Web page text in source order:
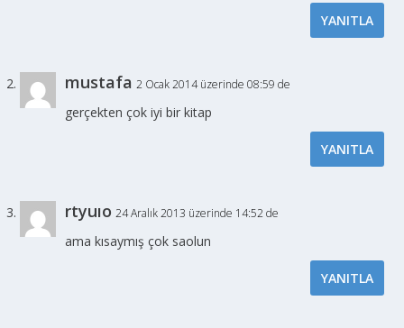
YANITLA
mustafa 2 Ocak 2014 üzerinde 08:59 de
gerçekten çok iyi bir kitap
YANITLA
rtyuıo 24 Aralık 2013 üzerinde 14:52 de
ama kısaymış çok saolun
YANITLA